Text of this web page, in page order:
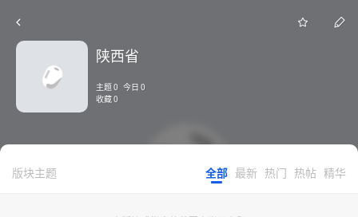
陕西省
主题 0 今日 0
收藏 0
版块主题 全部 最新 热门 热帖 精华